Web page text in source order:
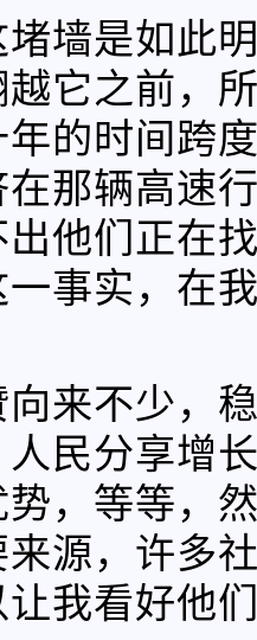
墙是如此
它之前，
的时间跨
那辆高速
他们正在
事实，在
来不少，
民分享增
，等等，
源，许多
我看好他